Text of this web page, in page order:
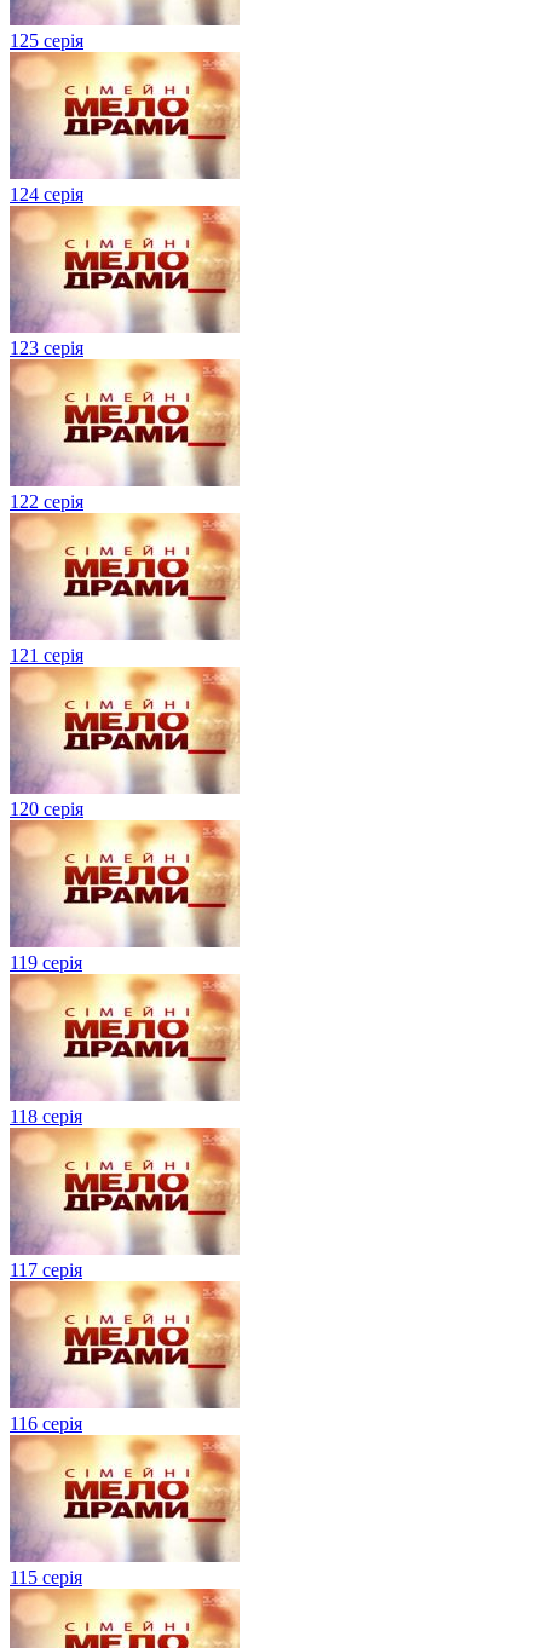
125 серія
124 серія
123 серія
122 серія
121 серія
120 серія
119 серія
118 серія
117 серія
116 серія
115 серія